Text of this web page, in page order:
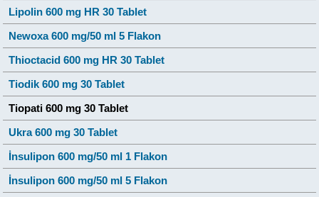
Lipolin 600 mg HR 30 Tablet
Newoxa 600 mg/50 ml 5 Flakon
Thioctacid 600 mg HR 30 Tablet
Tiodik 600 mg 30 Tablet
Tiopati 600 mg 30 Tablet
Ukra 600 mg 30 Tablet
İnsulipon 600 mg/50 ml 1 Flakon
İnsulipon 600 mg/50 ml 5 Flakon